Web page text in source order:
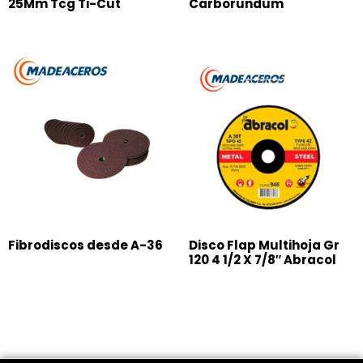
25Mm Tcg Ti-Cut Carborundum
Fibrodiscos desde A-36
Disco Flap Multihoja Gr
120 4 1/2 X 7/8″ Abracol